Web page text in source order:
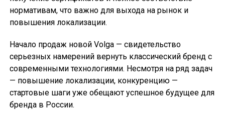
нормативам, что важно для выхода на рынок и
повышения локализации.
Начало продаж новой Volga — свидетельство
серьезных намерений вернуть классический бренд с
современными технологиями. Несмотря на ряд задач
— повышение локализации, конкуренцию —
стартовые шаги уже обещают успешное будущее для
бренда в России.